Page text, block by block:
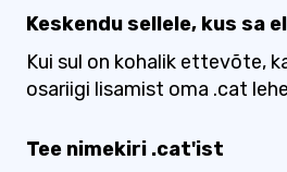
Keskendu sellele, kus sa
Kui sul on kohalik ettevõte,
osariigi lisamist oma .cat
Tee nimekiri .cat'ist